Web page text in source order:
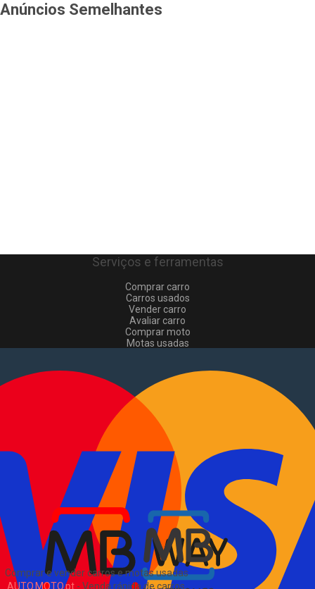
Anúncios Semelhantes
Comprar e vender carros e motas usadas
AUTO.MOTO.pt- Venda rápida de carros,
Serviços e ferramentas
Comprar carro
Carros usados
Vender carro
Avaliar carro
Comprar moto
Motas usadas
Comerciais usados
Vender comerciais
Informações
Como comprar e vender
Pacotes de anúncios
Verificar VIN e matrícula
Sitemap
EN
Sobre Nós